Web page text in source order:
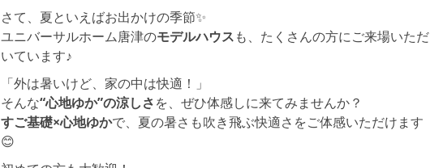
さて、夏といえばお出かけの季節✨
ユニバーサルホーム唐津のモデルハウスも、たくさんの方にご来場いただ
いています♪
「外は暑いけど、家の中は快適！」
そんな“心地ゆか”の涼しさを、ぜひ体感しに来てみませんか？
すご基礎×心地ゆかで、夏の暑さも吹き飛ぶ快適さをご体感いただけます
😊